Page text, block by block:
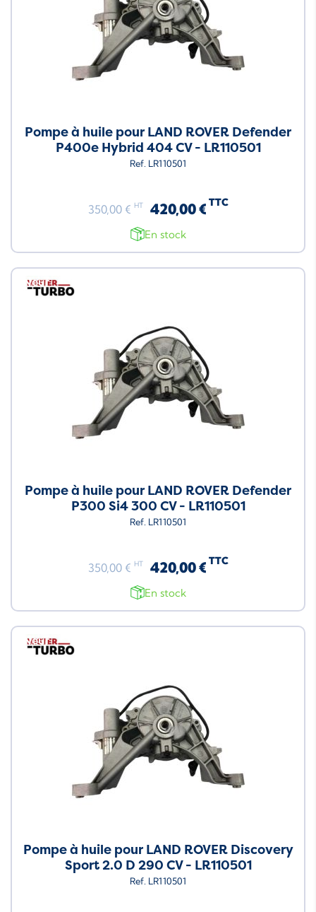
Pompe à huile pour LAND ROVER Defender
P400e Hybrid 404 CV - LR110501
Ref. LR110501
350,00 € HT 420,00 € TTC
En stock
Neuf
Pompe à huile pour LAND ROVER Defender
P300 Si4 300 CV - LR110501
Ref. LR110501
350,00 € HT 420,00 € TTC
En stock
Neuf
Pompe à huile pour LAND ROVER Discovery
Sport 2.0 D 290 CV - LR110501
Ref. LR110501